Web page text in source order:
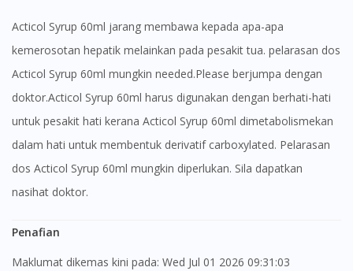
Acticol Syrup 60ml jarang membawa kepada apa-apa
kemerosotan hepatik melainkan pada pesakit tua. pelarasan dos
Acticol Syrup 60ml mungkin needed.Please berjumpa dengan
doktor.Acticol Syrup 60ml harus digunakan dengan berhati-hati
untuk pesakit hati kerana Acticol Syrup 60ml dimetabolismekan
dalam hati untuk membentuk derivatif carboxylated. Pelarasan
dos Acticol Syrup 60ml mungkin diperlukan. Sila dapatkan
nasihat doktor.
Penafian
Maklumat dikemas kini pada: Wed Jul 01 2026 09:31:03